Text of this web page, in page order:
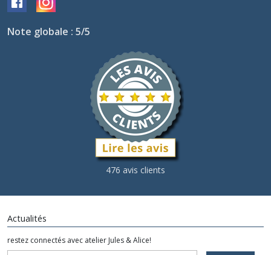
Note globale : 5/5
476 avis clients
Actualités
restez connectés avec atelier Jules & Alice!